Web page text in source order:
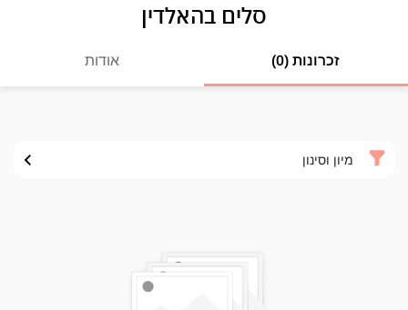
סלים בהאלדין
זכרונות (0) אודות
מיון וסינון